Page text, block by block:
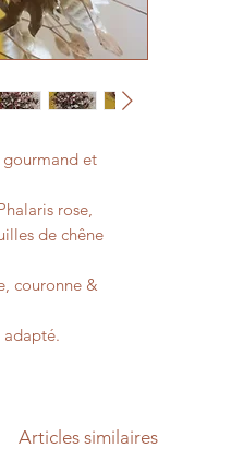
gourmand et
rose,
de chêne
couronne &
Articles similaires